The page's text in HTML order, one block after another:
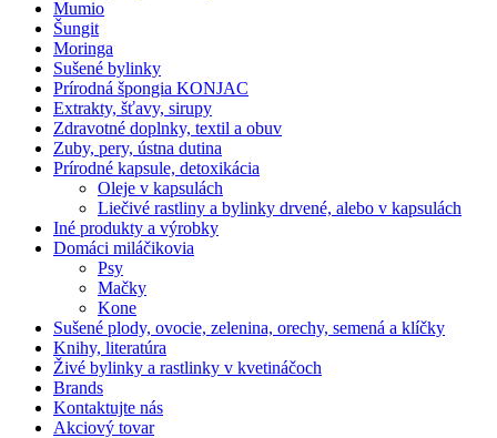
Mumio
Šungit
Moringa
Sušené bylinky
Prírodná špongia KONJAC
Extrakty, šťavy, sirupy
Zdravotné doplnky, textil a obuv
Zuby, pery, ústna dutina
Prírodné kapsule, detoxikácia
Oleje v kapsulách
Liečivé rastliny a bylinky drvené, alebo v kapsulách
Iné produkty a výrobky
Domáci miláčikovia
Psy
Mačky
Kone
Sušené plody, ovocie, zelenina, orechy, semená a klíčky
Knihy, literatúra
Živé bylinky a rastlinky v kvetináčoch
Brands
Kontaktujte nás
Akciový tovar